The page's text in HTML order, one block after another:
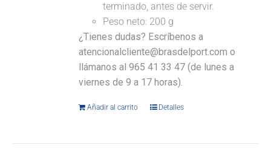
terminado, antes de servir.
Peso neto: 200 g
¿Tienes dudas? Escríbenos a
atencionalcliente@brasdelport.com o
llámanos al 965 41 33 47 (de lunes a
viernes de 9 a 17 horas).
Añadir al carrito Detalles